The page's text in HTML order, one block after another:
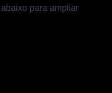
para ampliar